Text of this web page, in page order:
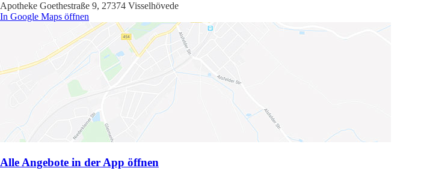
Apotheke Goethestraße 9, 27374 Visselhövede
In Google Maps öffnen
Alle Angebote in der App öffnen